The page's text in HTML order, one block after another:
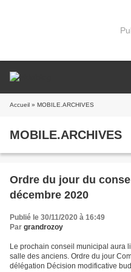
Accueil » MOBILE.ARCHIVES
MOBILE.ARCHIVES
Ordre du jour du
décembre 2020
Publié le 30/11/2020 à 16:49
Par grandrozoy
Le prochain conseil municipal aura
salle des anciens. Ordre du jour
délégation Décision modificative